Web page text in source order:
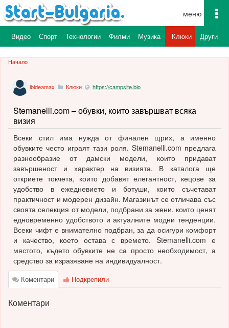
Видео Спорт Технологии Филми Музика Клюки Други
Начало
Stemanelli.com – обувки, които завършват всяка
визия
lbideamax Клюки https://campsite.bio
Всеки стил има нужда от финален щрих, а именно
обувките често играят тази роля. Stemanelli.com предлага
разнообразие от дамски модели, които придават
завършеност и характер на визията. В каталога ще
откриете токчета, които добавят елегантност, кецове за
удобство в ежедневието и ботуши, които съчетават
практичност и модерен дизайн. Магазинът се отличава със
своята селекция от модели, подбрани за жени, които ценят
едновременно удобството и актуалните модни тенденции.
Всеки чифт е внимателно подбран, за да осигури комфорт
и качество, което остава с времето. Stemanelli.com е
мястото, където обувките не са просто необходимост, а
средство за изразяване на индивидуалност.
Коментари Подкрепили
Коментари